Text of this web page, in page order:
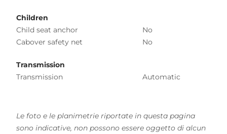
Children
Child seat anchor
No
Cabover safety net
No
Transmission
Transmission
Automatic
Le foto e le planimetrie riportate in questa pagina
sono indicative, non possono essere oggetto di alcun